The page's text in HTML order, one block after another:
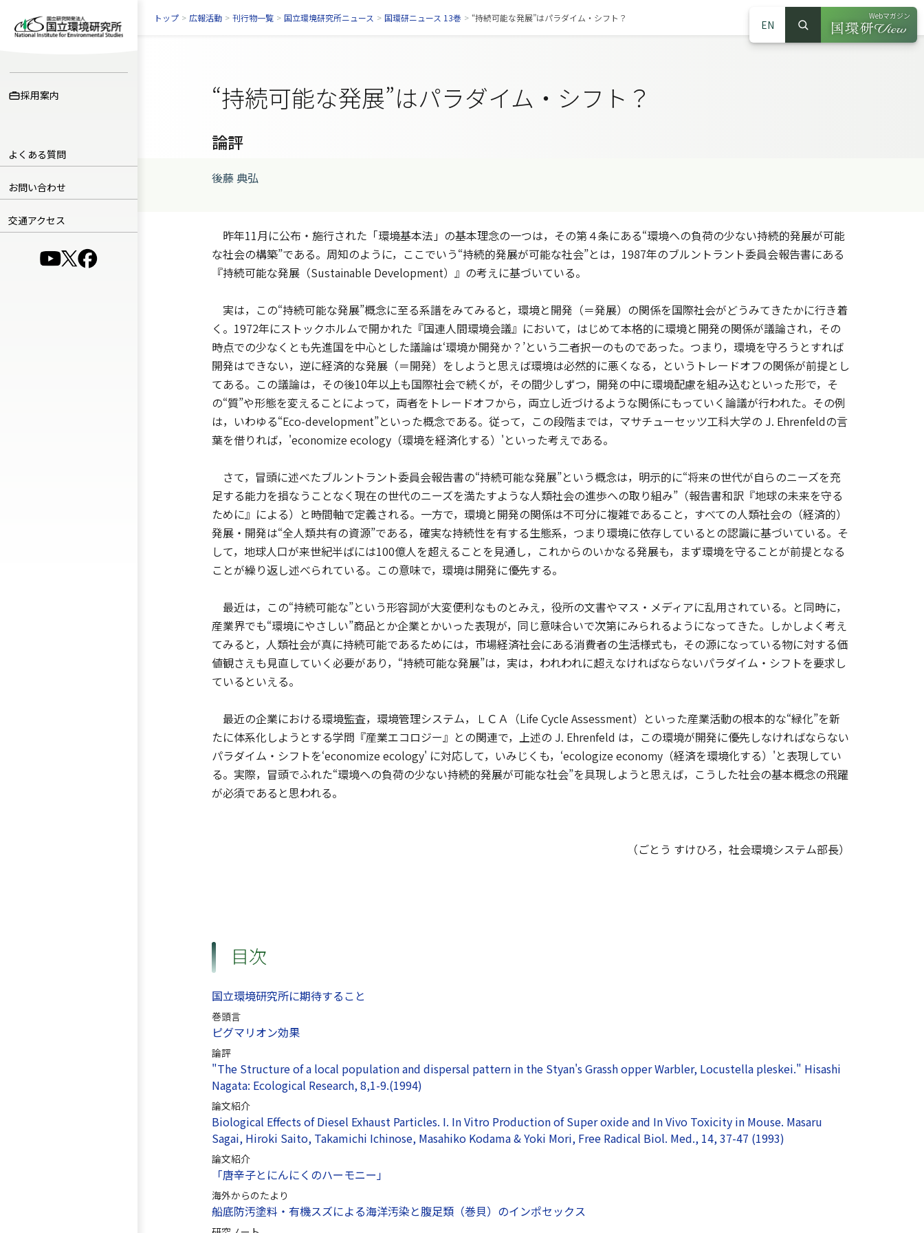
採用案内
よくある質問
お問い合わせ
交通アクセス
（別ウインドウで開きます）
（別ウインドウで開きます）
（別ウインドウで開きます）
EN
サイト内検索
検索
Webマガジン
（別ウインドウ
トップ > 広報活動 > 刊行物一覧 > 国立環境研究所ニュース > 国環研ニュース 13巻 > “持続可能な発展”はパラダイム・シフト？
“持続可能な発展”はパラダイム・シフト？
論評
後藤 典弘
昨年11月に公布・施行された「環境基本法」の基本理念の一つは，その第４条にある“環境への負荷の少ない持続的発展が可能
な社会の構築”である。周知のように，ここでいう“持続的発展が可能な社会”とは，1987年のブルントラント委員会報告書にある
『持続可能な発展（Sustainable Development）』の考えに基づいている。
実は，この“持続可能な発展”概念に至る系譜をみてみると，環境と開発（＝発展）の関係を国際社会がどうみてきたかに行き着
く。1972年にストックホルムで開かれた『国連人間環境会議』において，はじめて本格的に環境と開発の関係が議論され，その
時点での少なくとも先進国を中心とした議論は‘環境か開発か？’という二者択一のものであった。つまり，環境を守ろうとすれば
開発はできない，逆に経済的な発展（＝開発）をしようと思えば環境は必然的に悪くなる，というトレードオフの関係が前提とし
てある。この議論は，その後10年以上も国際社会で続くが，その間少しずつ，開発の中に環境配慮を組み込むといった形で，そ
の“質”や形態を変えることによって，両者をトレードオフから，両立し近づけるような関係にもっていく論議が行われた。その例
は，いわゆる“Eco-development”といった概念である。従って，この段階までは，マサチューセッツ工科大学の J. Ehrenfeldの言
葉を借りれば，'economize ecology（環境を経済化する）'といった考えである。
さて，冒頭に述べたブルントラント委員会報告書の“持続可能な発展”という概念は，明示的に“将来の世代が自らのニーズを充
足する能力を損なうことなく現在の世代のニーズを満たすような人類社会の進歩への取り組み”（報告書和訳『地球の未来を守る
ために』による）と時間軸で定義される。一方で，環境と開発の関係は不可分に複雑であること，すべての人類社会の（経済的）
発展・開発は“全人類共有の資源”である，確実な持続性を有する生態系，つまり環境に依存しているとの認識に基づいている。そ
して，地球人口が来世紀半ばには100億人を超えることを見通し，これからのいかなる発展も，まず環境を守ることが前提となる
ことが繰り返し述べられている。この意味で，環境は開発に優先する。
最近は，この“持続可能な”という形容詞が大変便利なものとみえ，役所の文書やマス・メディアに乱用されている。と同時に，
産業界でも“環境にやさしい”商品とか企業とかいった表現が，同じ意味合いで次第にみられるようになってきた。しかしよく考え
てみると，人類社会が真に持続可能であるためには，市場経済社会にある消費者の生活様式も，その源になっている物に対する価
値観さえも見直していく必要があり，“持続可能な発展”は，実は，われわれに超えなければならないパラダイム・シフトを要求し
ているといえる。
最近の企業における環境監査，環境管理システム，ＬＣＡ（Life Cycle Assessment）といった産業活動の根本的な“緑化”を新
たに体系化しようとする学問『産業エコロジー』との関連で，上述の J. Ehrenfeld は，この環境が開発に優先しなければならない
パラダイム・シフトを‘economize ecology' に対応して，いみじくも，‘ecologize economy（経済を環境化する）'と表現してい
る。実際，冒頭でふれた“環境への負荷の少ない持続的発展が可能な社会”を具現しようと思えば，こうした社会の基本概念の飛躍
が必須であると思われる。
（ごとう すけひろ，社会環境システム部長）
目次
国立環境研究所に期待すること
巻頭言
ピグマリオン効果
論評
"The Structure of a local population and dispersal pattern in the Styan's Grassh opper Warbler, Locustella pleskei." Hisashi
Nagata: Ecological Research, 8,1-9.(1994)
論文紹介
Biological Effects of Diesel Exhaust Particles. I. In Vitro Production of Super oxide and In Vivo Toxicity in Mouse. Masaru
Sagai, Hiroki Saito, Takamichi Ichinose, Masahiko Kodama & Yoki Mori, Free Radical Biol. Med., 14, 37-47 (1993)
論文紹介
「唐辛子とにんにくのハーモニー」
海外からのたより
船底防汚塗料・有機スズによる海洋汚染と腹足類（巻貝）のインポセックス